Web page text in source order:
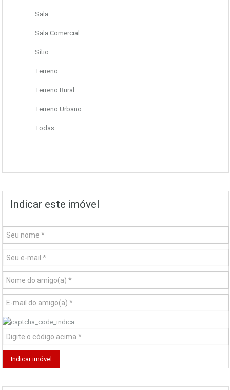
Sala
Sala Comercial
Sítio
Terreno
Terreno Rural
Terreno Urbano
Todas
Indicar este imóvel